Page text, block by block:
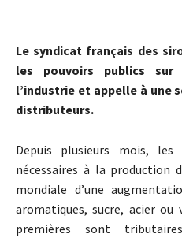
Le syndicat français des
les pouvoirs publics
l’industrie et appelle à une
distributeurs.
Depuis plusieurs mois,
nécessaires à la production
mondiale d’une
aromatiques, sucre, acier
premières sont